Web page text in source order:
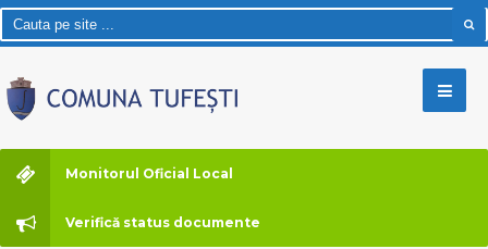
Monitorul Oficial Local
Verifică status documente